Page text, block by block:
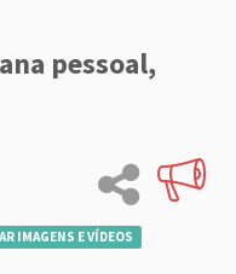
pessoal,
IMAGENS E VÍDEOS